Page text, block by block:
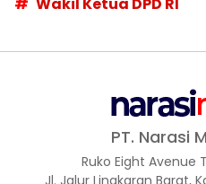
PT. Narasi
Ruko Eight Avenue
Jl. Jalur Lingkaran Barat,